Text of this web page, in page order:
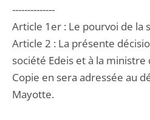
--------------
Article 1er : Le pourvoi de la
Article 2 : La présente
société Edeis et à la
Copie en sera adressée au
Mayotte.